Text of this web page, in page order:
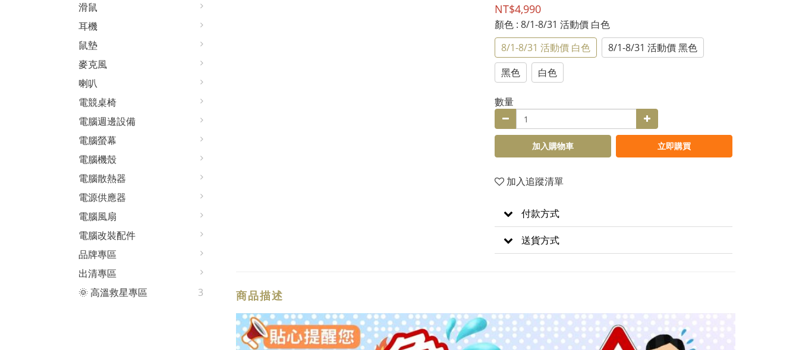
滑鼠
耳機
鼠墊
麥克風
喇叭
電競桌椅
電腦週邊設備
電腦螢幕
電腦機殼
電腦散熱器
電源供應器
電腦風扇
電腦改裝配件
品牌專區
出清專區
🌞 高溫救星專區
3
NT$4,990
顏色 : 8/1-8/31 活動價 白色
8/1-8/31 活動價 白色
8/1-8/31 活動價 黑色
黑色
白色
數量
加入購物車 立即購買
加入追蹤清單
付款方式
送貨方式
商品描述